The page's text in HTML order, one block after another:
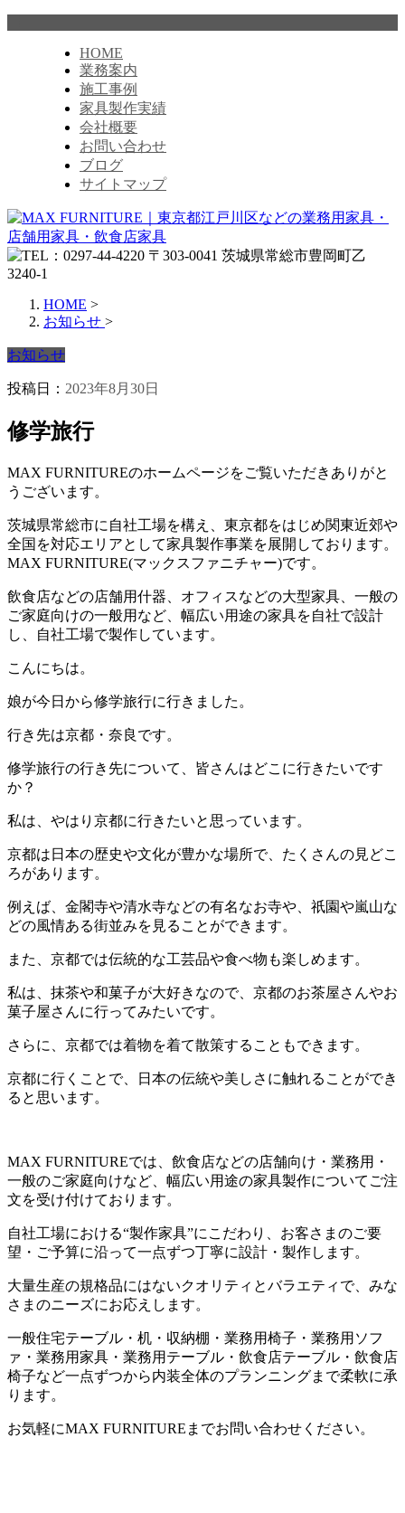
HOME
業務案内
施工事例
家具製作実績
会社概要
お問い合わせ
ブログ
サイトマップ
HOME >
お知らせ >
お知らせ
投稿日： 2023年8月30日
修学旅行
MAX FURNITUREのホームページをご覧いただきありがと
うございます。
茨城県常総市に自社工場を構え、東京都をはじめ関東近郊や
全国を対応エリアとして家具製作事業を展開しております。
MAX FURNITURE(マックスファニチャー)です。
飲食店などの店舗用什器、オフィスなどの大型家具、一般の
ご家庭向けの一般用など、幅広い用途の家具を自社で設計
し、自社工場で製作しています。
こんにちは。
娘が今日から修学旅行に行きました。
行き先は京都・奈良です。
修学旅行の行き先について、皆さんはどこに行きたいです
か？
私は、やはり京都に行きたいと思っています。
京都は日本の歴史や文化が豊かな場所で、たくさんの見どこ
ろがあります。
例えば、金閣寺や清水寺などの有名なお寺や、祇園や嵐山な
どの風情ある街並みを見ることができます。
また、京都では伝統的な工芸品や食べ物も楽しめます。
私は、抹茶や和菓子が大好きなので、京都のお茶屋さんやお
菓子屋さんに行ってみたいです。
さらに、京都では着物を着て散策することもできます。
京都に行くことで、日本の伝統や美しさに触れることができ
ると思います。
MAX FURNITUREでは、飲食店などの店舗向け・業務用・
一般のご家庭向けなど、幅広い用途の家具製作についてご注
文を受け付けております。
自社工場における“製作家具”にこだわり、お客さまのご要
望・ご予算に沿って一点ずつ丁寧に設計・製作します。
大量生産の規格品にはないクオリティとバラエティで、みな
さまのニーズにお応えします。
一般住宅テーブル・机・収納棚・業務用椅子・業務用ソフ
ァ・業務用家具・業務用テーブル・飲食店テーブル・飲食店
椅子など一点ずつから内装全体のプランニングまで柔軟に承
ります。
お気軽にMAX FURNITURE までお問い合わせください。